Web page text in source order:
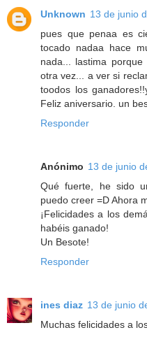
Unknown 13 de junio
pues que penaa es
tocado nadaa hace
nada... lastima
otra vez... a ver si
toodos los
Feliz aniversario. un
Responder
Anónimo 13 de junio
Qué fuerte, he sido
puedo creer =D Ahora
¡Felicidades a los
habéis ganado!
Un Besote!
Responder
ines diaz 13 de junio
Muchas felicidades a